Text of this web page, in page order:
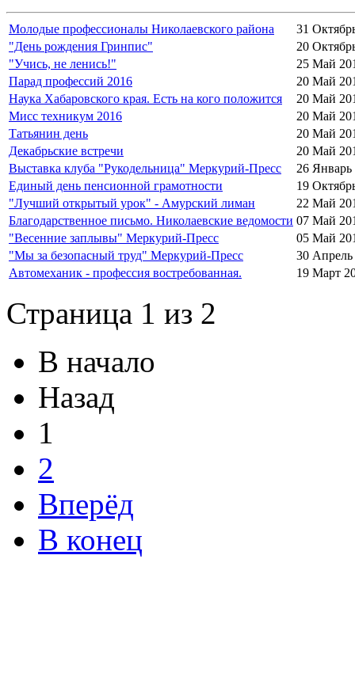
Молодые профессионалы Николаевского района
31
"День рождения Гринпис"
20
"Учись, не ленись!"
25 Май
Парад профессий 2016
20 Май
Наука Хабаровского края. Есть на кого положится
20 Май
Мисс техникум 2016
20 Май
Татьянин день
20 Май
Декабрьские встречи
20 Май
Выставка клуба "Рукодельница" Меркурий-Пресс
26 Январь
Единый день пенсионной грамотности
19
"Лучший открытый урок" - Амурский лиман
22 Май
Благодарственное письмо. Николаевские ведомости 07 Май
"Весенние заплывы" Меркурий-Пресс
05 Май
"Мы за безопасный труд" Меркурий-Пресс
30 Апрель
Автомеханик - профессия востребованная.
19 Март
Страница 1 из 2
В начало
Назад
1
2
Вперёд
В конец